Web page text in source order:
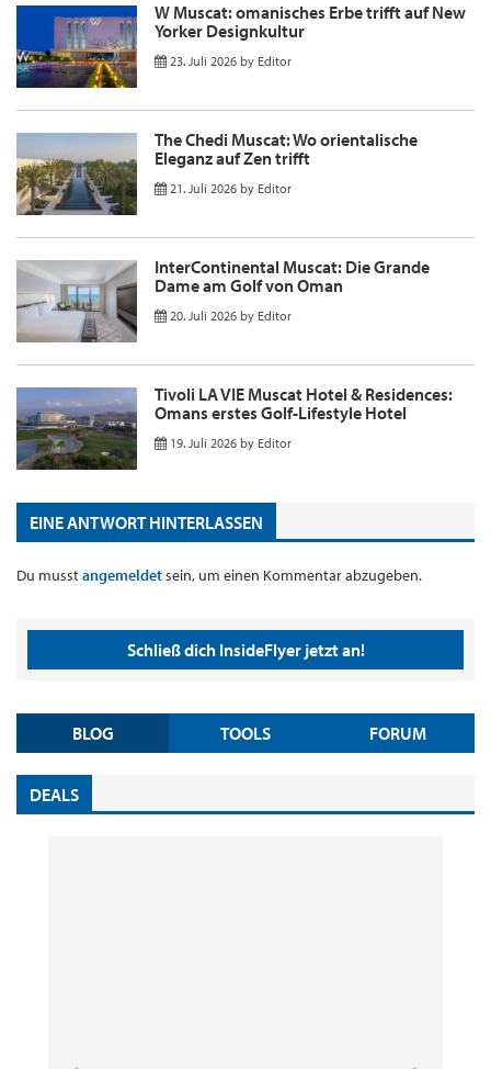
W Muscat: omanisches Erbe trifft auf New
Yorker Designkultur
23. Juli 2026 by Editor
The Chedi Muscat: Wo orientalische
Eleganz auf Zen trifft
21. Juli 2026 by Editor
InterContinental Muscat: Die Grande
Dame am Golf von Oman
20. Juli 2026 by Editor
Tivoli LA VIE Muscat Hotel & Residences:
Omans erstes Golf-Lifestyle Hotel
19. Juli 2026 by Editor
EINE ANTWORT HINTERLASSEN
Du musstangemeldetsein, um einen Kommentar abzugeben.
Schließ dich InsideFlyer jetzt an!
BLOG TOOLS FORUM
DEALS